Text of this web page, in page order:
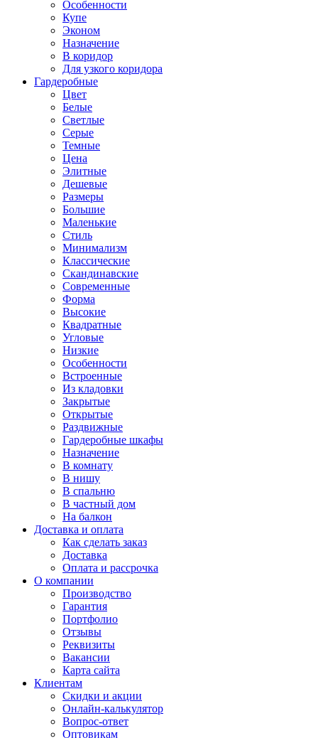
Особенности
Купе
Эконом
Назначение
В коридор
Для узкого коридора
Гардеробные
Цвет
Белые
Светлые
Серые
Темные
Цена
Элитные
Дешевые
Размеры
Большие
Маленькие
Стиль
Минимализм
Классические
Скандинавские
Современные
Форма
Высокие
Квадратные
Угловые
Низкие
Особенности
Встроенные
Из кладовки
Закрытые
Открытые
Раздвижные
Гардеробные шкафы
Назначение
В комнату
В нишу
В спальню
В частный дом
На балкон
Доставка и оплата
Как сделать заказ
Доставка
Оплата и рассрочка
О компании
Производство
Гарантия
Портфолио
Отзывы
Реквизиты
Вакансии
Карта сайта
Клиентам
Скидки и акции
Онлайн-калькулятор
Вопрос-ответ
Оптовикам